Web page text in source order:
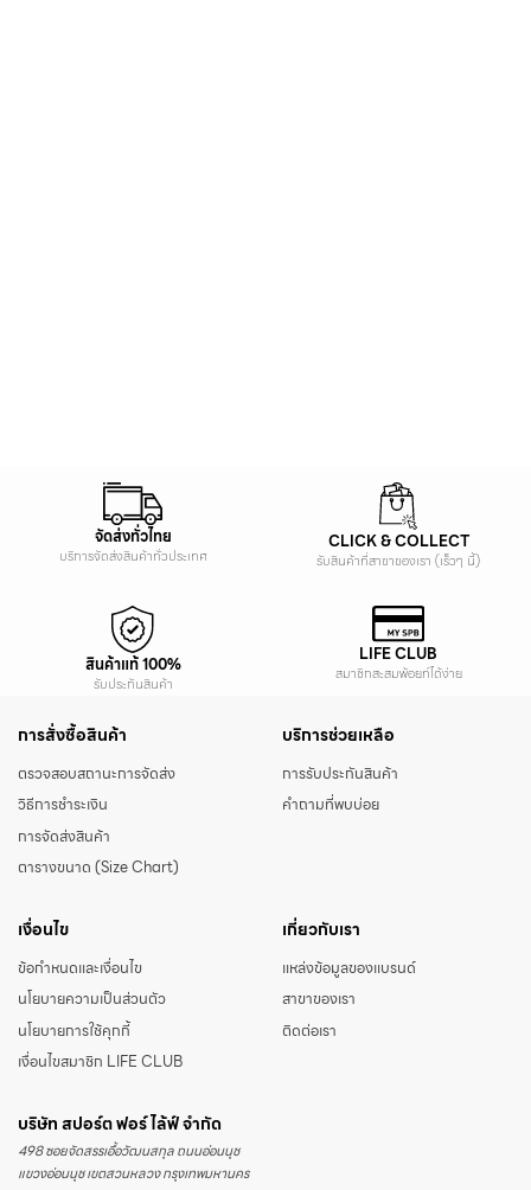
จัดส่งทั่วไทย
บริการจัดส่งสินค้าทั่วประเทศ
CLICK & COLLECT
รับสินค้าที่สาขาของเรา (เร็วๆ นี้)
สินค้าแท้ 100%
รับประกันสินค้า
LIFE CLUB
สมาชิกสะสมพ้อยท์ได้ง่าย
การสั่งซื้อสินค้า
ตรวจสอบสถานะการจัดส่ง
วิธีการชำระเงิน
การจัดส่งสินค้า
ตารางขนาด (Size Chart)
บริการช่วยเหลือ
การรับประกันสินค้า
คำถามที่พบบ่อย
เงื่อนไข
ข้อกำหนดและเงื่อนไข
นโยบายความเป็นส่วนตัว
นโยบายการใช้คุกกี้
เงื่อนไขสมาชิก LIFE CLUB
เกี่ยวกับเรา
แหล่งข้อมูลของแบรนด์
สาขาของเรา
ติดต่อเรา
บริษัท สปอร์ต ฟอร์ ไล้ฟ์ จำกัด
498 ซอยจัดสรรเอื้อวัฒนสกุล ถนนอ่อนนุช
แขวงอ่อนนุช เขตสวนหลวง กรุงเทพมหานคร